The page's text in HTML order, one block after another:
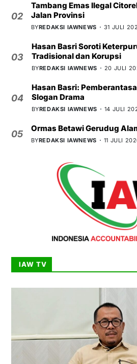
02
Tambang Emas Ilegal
Jalan Provinsi
BYREDAKSI IAWNEWS 31 JULI
03
Hasan Basri Soroti
Tradisional dan Korupsi
BYREDAKSI IAWNEWS 20 JULI
04
Hasan Basri:
Slogan Drama
BYREDAKSI IAWNEWS 14 JULI
05
Ormas Betawi Gerudug
BYREDAKSI IAWNEWS 11 JULI
IAW TV